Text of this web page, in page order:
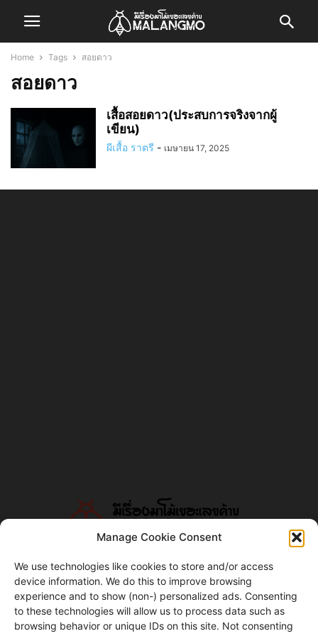
Manage Cookie Consent
We use technologies like cookies to store and/or access
device information. We do this to improve browsing
experience and to show (non-) personalized ads. Consenting
to these technologies will allow us to process data such as
browsing behavior or unique IDs on this site. Not consenting
Home Tags สอยดาว
สอยดาว
เสื้อสอยดาว(ประสบการจริงจากผู้
เขียน)
ผีเสื้อ ราตรี - เมษายน 17, 2025
ABOUT US
แมลงโม้ดอทคอม